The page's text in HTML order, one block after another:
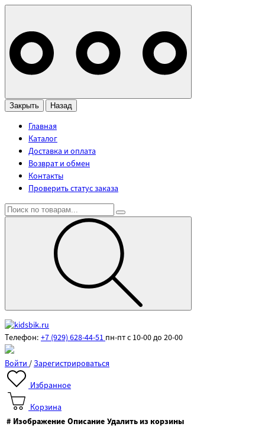
Закрыть Назад
Главная
Каталог
Доставка и оплата
Возврат и обмен
Контакты
Проверить статус заказа
Телефон: +7 (929) 628-44-51пн-пт с 10-00 до 20-00
Войти/Зарегистрироваться
Избранное
Корзина
# Изображение Описание Удалить из корзины